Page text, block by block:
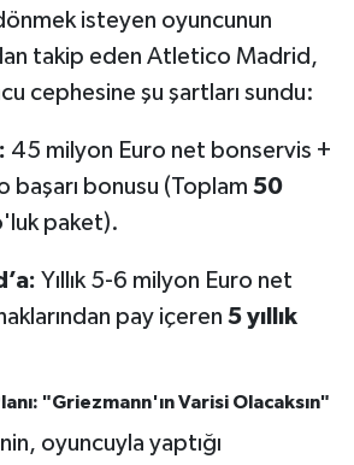
isteyen oyuncunun
takip eden Atletico Madrid,
cephesine şu şartları sundu:
45 milyon Euro net bonservis +
başarı bonusu (Toplam 50
'luk paket).
Yıllık 5-6 milyon Euro net
pay içeren 5 yıllık
"Griezmann'ın Varisi Olacaksın"
oyuncuyla yaptığı